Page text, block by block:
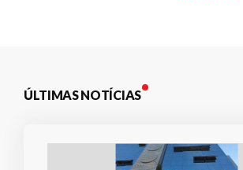
ÚLTIMAS NOTÍCIAS